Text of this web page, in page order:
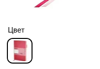
Цвет